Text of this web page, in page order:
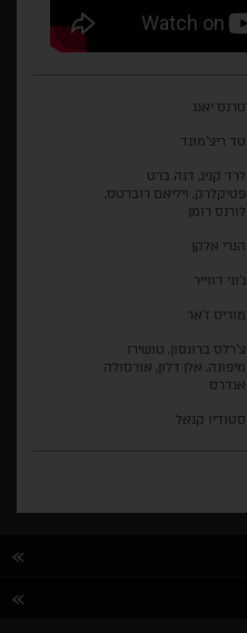
טרנס יאנג
טד ריצ'מונד
לרד קניג, דנה ברט
פטיקלרק, ויליאם רוברטס,
לורנס רומן
הנרי אלקן
ג'וני דווייר
מוריס ז'אר
צ'רלס ברונסון, טושירו
מיפונה, אלן דלון, אורסולה
אנדרס
סטודיו קנאל